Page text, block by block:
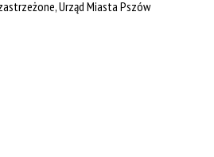
Urząd Miasta Pszów